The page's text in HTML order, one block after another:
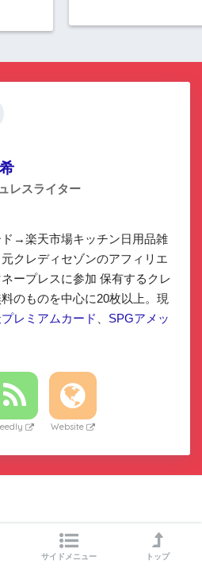
レスライター
→楽天市場キッチン日用品雑
クレディセゾンのアフィリエ
ープレスに参加 保有するクレ
のものを中心に20枚以上。現
レミアムカード
SPGアメッ
Website
ことはありません。 が付いてい
サイドメニュー トップ